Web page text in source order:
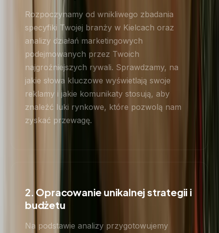
Rozpoczynamy od wnikliwego zbadania
specyfiki Twojej branży w Kielcach oraz
analizy działań marketingowych
podejmowanych przez Twoich
najgroźniejszych rywali. Sprawdzamy, na
jakie słowa kluczowe wyświetlają swoje
reklamy i jakie komunikaty stosują, aby
znaleźć luki rynkowe, które pozwolą nam
zyskać przewagę.
2. Opracowanie unikalnej strategii i
budżetu
Na podstawie analizy przygotowujemy